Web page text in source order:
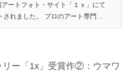
ートフォト・サイト「１ｘ」にて
されました。 プロのアート専門...
リー「1x」受賞作②：ウマワ